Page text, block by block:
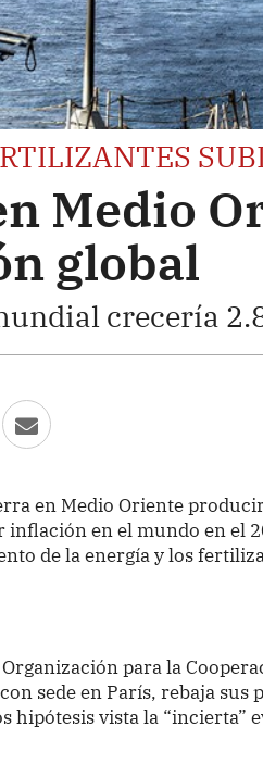
Medio
global
crecería
en Medio Oriente
en el mundo en el
de la energía y los
para la
sede en París, rebaja sus
hipótesis vista la “incierta”